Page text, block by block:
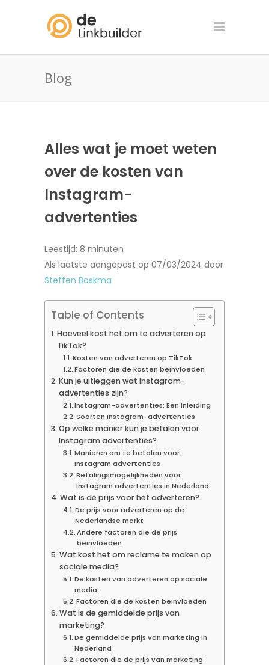
Blog
Alles wat je moet weten
over de kosten van
Instagram-
advertenties
Leestijd: 8 minuten
Als laatste aangepast op 07/03/2024 door
Steffen Boskma
Table of Contents
Hoeveel kost het om te adverteren op
TikTok?
Kosten van adverteren op TikTok
Factoren die de kosten beïnvloeden
Kun je uitleggen wat Instagram-
advertenties zijn?
Instagram-advertenties: Een Inleiding
Soorten Instagram-advertenties
Op welke manier kun je betalen voor
Instagram advertenties?
Manieren om te betalen voor
Instagram advertenties
Betalingsmogelijkheden voor
Instagram advertenties in Nederland
Wat is de prijs voor het adverteren?
De prijs voor adverteren op de
Nederlandse markt
Andere factoren die de prijs
beïnvloeden
Wat kost het om reclame te maken op
sociale media?
De kosten van adverteren op sociale
media
Factoren die de kosten beïnvloeden
Wat is de gemiddelde prijs van
marketing?
De gemiddelde prijs van marketing in
Nederland
Factoren die de prijs van marketing